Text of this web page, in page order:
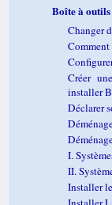
Boîte à outils
Changer
Comment
Créer
installer
Déclarer
I.
II.
Installer